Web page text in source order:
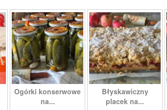
Ogórki konserwowe
na...
Błyskawiczny
placek na...